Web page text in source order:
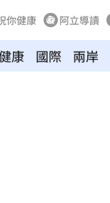
你健康 阿立導讀
康 國際 兩岸